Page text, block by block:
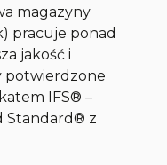
magazyny
pracuje ponad
jakość i
potwierdzone
IFS® –
Standard® z